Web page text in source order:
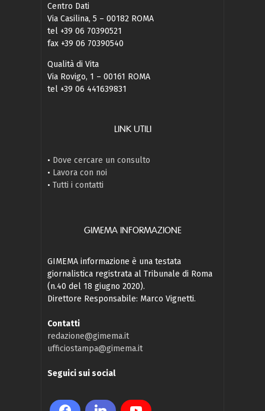
Centro Dati
Via Casilina, 5 – 00182 ROMA
tel +39 06 70390521
fax +39 06 70390540
Qualità di Vita
Via Rovigo, 1 – 00161 ROMA
tel +39 06 441639831
LINK UTILI
• Dove cercare un consulto
• Lavora con noi
• Tutti i contatti
GIMEMA INFORMAZIONE
GIMEMA informazione è una testata
giornalistica registrata al Tribunale di Roma
(n.40 del 18 giugno 2020).
Direttore Responsabile: Marco Vignetti.
Contatti
redazione@gimema.it
ufficiostampa@gimema.it
Seguici sui social